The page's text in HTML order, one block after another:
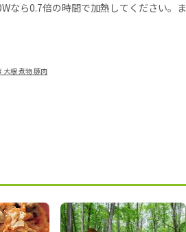
なら0.7倍の時間で加熱してください。ま
大根 煮物 豚肉